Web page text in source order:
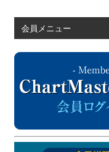
会員メニュー